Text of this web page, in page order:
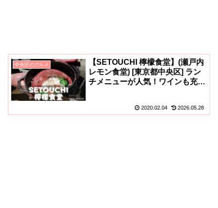
中央区のグルメ
【SETOUCHI 檸檬食堂】(瀬戸内
レモン食堂) [東京都中央区] ラン
チメニューが人気！ワインも充
2020.02.04 2026.05.28